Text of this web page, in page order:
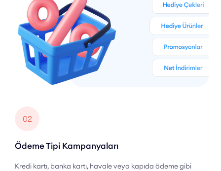
02
Ödeme Tipi Kampanyaları
Kredi kartı, banka kartı, havale veya kapıda ödeme gibi